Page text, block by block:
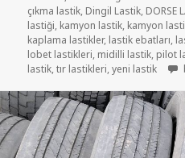
çıkma lastik, Dingil Lastik, DORSE
lastiği, kamyon lastik, kamyon
kaplama lastikler, lastik ebatları,
lobet lastikleri, midilli lastik, pilot
lastik,tır lastikleri,yeni lastik